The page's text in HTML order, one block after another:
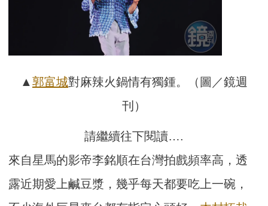
▲ 郭富城對麻辣火鍋情有獨鍾。（圖／鏡週
刊）
請繼續往下閱讀….
來自星馬的影帝李銘順在台灣拍戲頻率高，透
露近期愛上鹹豆漿，幾乎每天都要吃上一碗，